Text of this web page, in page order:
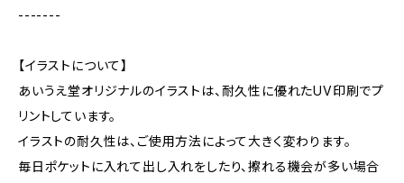
-------
【イラストについて】
あいうえ堂オリジナルのイラストは、耐久性に優れたUV印刷でプ
リントしています。
イラストの耐久性は、ご使用方法によって大きく変わります。
毎日ポケットに入れて出し入れをしたり、擦れる機会が多い場合